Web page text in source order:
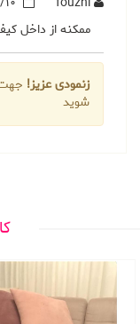
ممكنه از داخل
زنمودی عزیز! جهت
شوید